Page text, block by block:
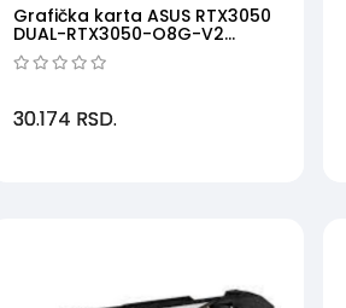
Grafička karta ASUS RTX3050
DUAL-RTX3050-O8G-V2
NVD8GBGDDR6128bitc...
30.174 RSD.